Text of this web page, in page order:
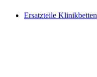
Ersatzteile Klinikbetten